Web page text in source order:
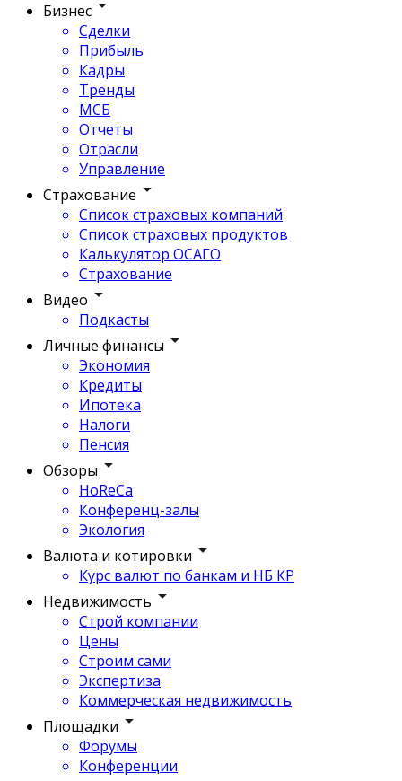
Бизнес
Сделки
Прибыль
Кадры
Тренды
МСБ
Отчеты
Отрасли
Управление
Страхование
Список страховых компаний
Список страховых продуктов
Калькулятор ОСАГО
Страхование
Видео
Подкасты
Личные финансы
Экономия
Кредиты
Ипотека
Налоги
Пенсия
Обзоры
HoReCa
Конференц-залы
Экология
Валюта и котировки
Курс валют по банкам и НБ КР
Недвижимость
Строй компании
Цены
Строим сами
Экспертиза
Коммерческая недвижимость
Площадки
Форумы
Конференции